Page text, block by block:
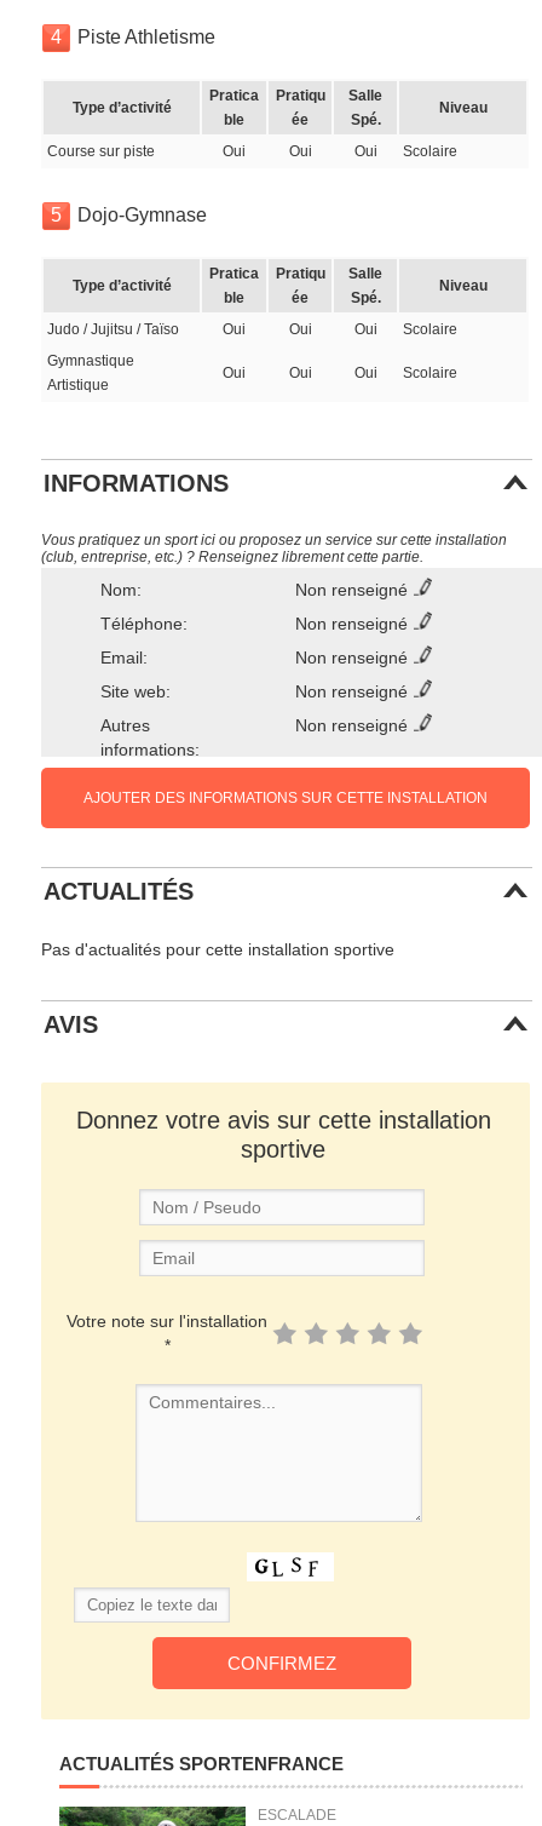
4 Piste Athletisme
Type d’activité
Pratica
ble
Pratiqu
ée
Salle
Spé.
Niveau
Course sur piste Oui Oui Oui Scolaire
5 Dojo-Gymnase
Type d’activité
Pratica
ble
Pratiqu
ée
Salle
Spé.
Niveau
Judo / Jujitsu / Taïso Oui Oui Oui
Scolaire
Gymnastique
Artistique
Oui Oui Oui Scolaire
INFORMATIONS
Vous pratiquez un sport ici ou proposez un service sur cette installation
(club, entreprise, etc.) ? Renseignez librement cette partie.
Nom:
Non renseigné
Téléphone:
Non renseigné
Email:
Non renseigné
Site web:
Non renseigné
Autres
informations:
Non renseigné
AJOUTER DES INFORMATIONS SUR CETTE INSTALLATION
ACTUALITÉS
Pas d'actualités pour cette installation sportive
AVIS
Donnez votre avis sur cette installation
sportive
Votre note sur l'installation
*
ACTUALITÉS SPORTENFRANCE
ESCALADE